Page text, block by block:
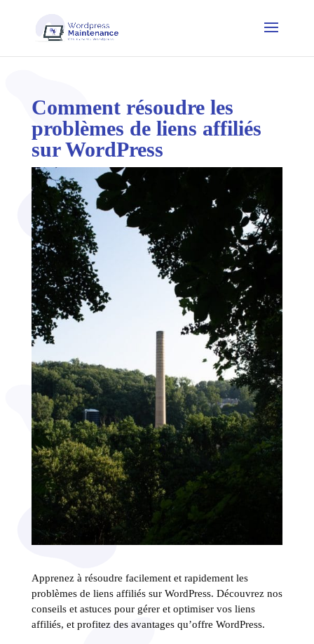
Comment résoudre les
problèmes de liens affiliés
sur WordPress
Apprenez à résoudre facilement et rapidement les
problèmes de liens affiliés sur WordPress. Découvrez nos
conseils et astuces pour gérer et optimiser vos liens
affiliés, et profitez des avantages qu’offre WordPress.